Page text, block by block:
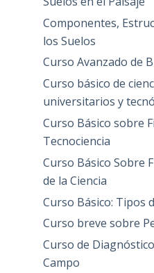
Componentes,
los Suelos
Curso Avanzado de
Curso básico de
universitarios y
Curso Básico sobre
Tecnociencia
Curso Básico Sobre
de la Ciencia
Curso Básico: Tipos
Curso breve sobre
Curso de
Campo